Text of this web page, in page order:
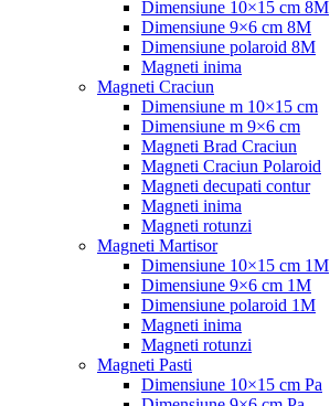
Dimensiune 10×15 cm 8M
Dimensiune 9×6 cm 8M
Dimensiune polaroid 8M
Magneti inima
Magneti Craciun
Dimensiune m 10×15 cm
Dimensiune m 9×6 cm
Magneti Brad Craciun
Magneti Craciun Polaroid
Magneti decupati contur
Magneti inima
Magneti rotunzi
Magneti Martisor
Dimensiune 10×15 cm 1M
Dimensiune 9×6 cm 1M
Dimensiune polaroid 1M
Magneti inima
Magneti rotunzi
Magneti Pasti
Dimensiune 10×15 cm Pa